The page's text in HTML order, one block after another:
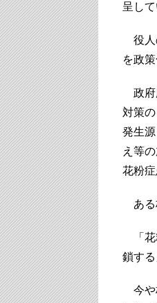
呈して
役人
を政
政府
対策
発生
え等
花粉
ある
「花
鎖する
今や